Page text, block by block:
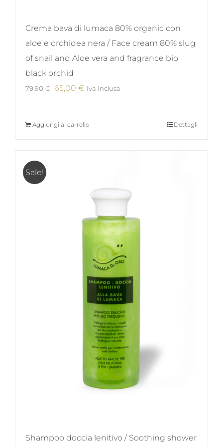
Crema bava di lumaca 80% organic con
aloe e orchidea nera / Face cream 80% slug
of snail and Aloe vera and fragrance bio
black orchid
79,90€
Il
era:
65,00 € IlIva Inclusa
Aggiungi al carrello Dettagli
Sale!
Shampoo doccia lenitivo / Soothing shower